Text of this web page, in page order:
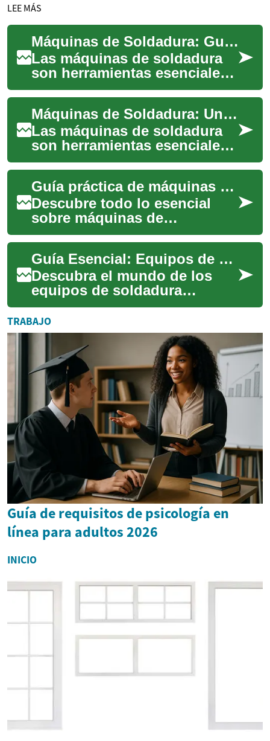
LEE MÁS
Máquinas de Soldadura: Guía Completa para Profesionales y Aficionados
Las máquinas de soldadura
son herramientas esenciales
en la industria manufacturera,
la construcción y el bricolaje.
...
Máquinas de Soldadura: Una Guía Completa
Las máquinas de soldadura
son herramientas esenciales
en la industria manufacturera
y de construcción. Estos
disposit...
Guía práctica de máquinas de soldadura industriales
Descubre todo lo esencial
sobre máquinas de
soldadura: tipos (MIG/MAG,
TIG, MMA, puntos, plasma),
cómo elegir la unid...
Guía Esencial: Equipos de Soldadura Modernos
Descubra el mundo de los
equipos de soldadura
avanzados: desde sus
aplicaciones en la industria
hasta los criterios c...
TRABAJO
Guía de requisitos de psicología en
línea para adultos 2026
INICIO